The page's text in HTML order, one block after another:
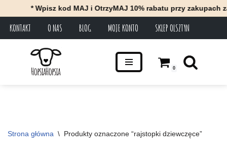
* Wpisz kod MAJ i OtrzyMAJ 10% rabatu przy zakupach
KONTAKT O NAS BLOG MOJE KONTO SKLEP OLSZTYN
0
Strona główna \ Produkty oznaczone “rajstopki dziewczęce”